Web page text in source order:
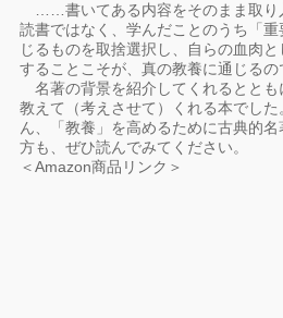
……書いてある内容をそのまま取り
読書ではなく、学んだことのうち「
じるものを取捨選択し、自らの血肉
することこそが、真の教養に通じるの
名著の背景を紹介してくれるととも
教えて（考えさせて）くれる本でし
ん、「教養」を高めるために古典的
方も、ぜひ読んでみてください。
＜Amazon商品リンク＞